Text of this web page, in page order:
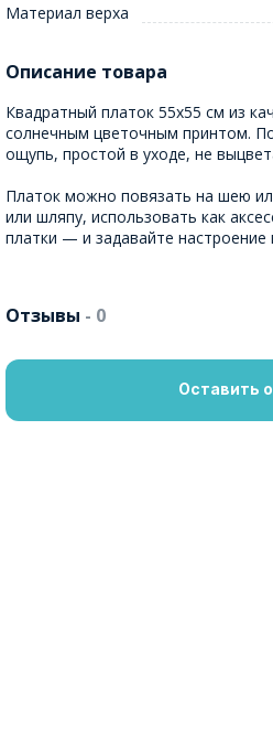
Материал верха
Описание товара
Квадратный платок 55x55 см из
солнечным цветочным принтом.
ощупь, простой в уходе, не
Платок можно повязать на шею
или шляпу, использовать как
платки — и задавайте настроение
Отзывы - 0
Оставить